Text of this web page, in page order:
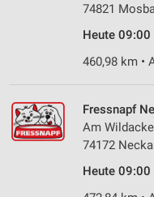
74821
Heute 09:00
460,98 km •
Fressnapf
Am
74172
Heute 09:00